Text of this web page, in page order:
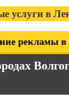
услуги в
рекламы